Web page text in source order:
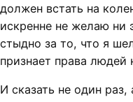
должен встать на
искренне не желаю ни
стыдно за то, что я
признает права
И сказать не один раз,